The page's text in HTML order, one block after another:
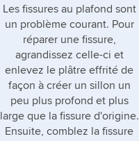
Les fissures au plafond sont
un problème courant. Pour
réparer une fissure,
agrandissez celle-ci et
enlevez le plâtre effrité de
façon à créer un sillon un
peu plus profond et plus
large que la fissure d'origine.
Ensuite, comblez la fissure